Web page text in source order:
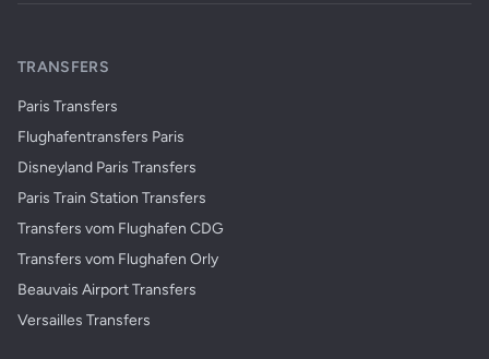
TRANSFERS
Paris Transfers
Flughafentransfers Paris
Disneyland Paris Transfers
Paris Train Station Transfers
Transfers vom Flughafen CDG
Transfers vom Flughafen Orly
Beauvais Airport Transfers
Versailles Transfers